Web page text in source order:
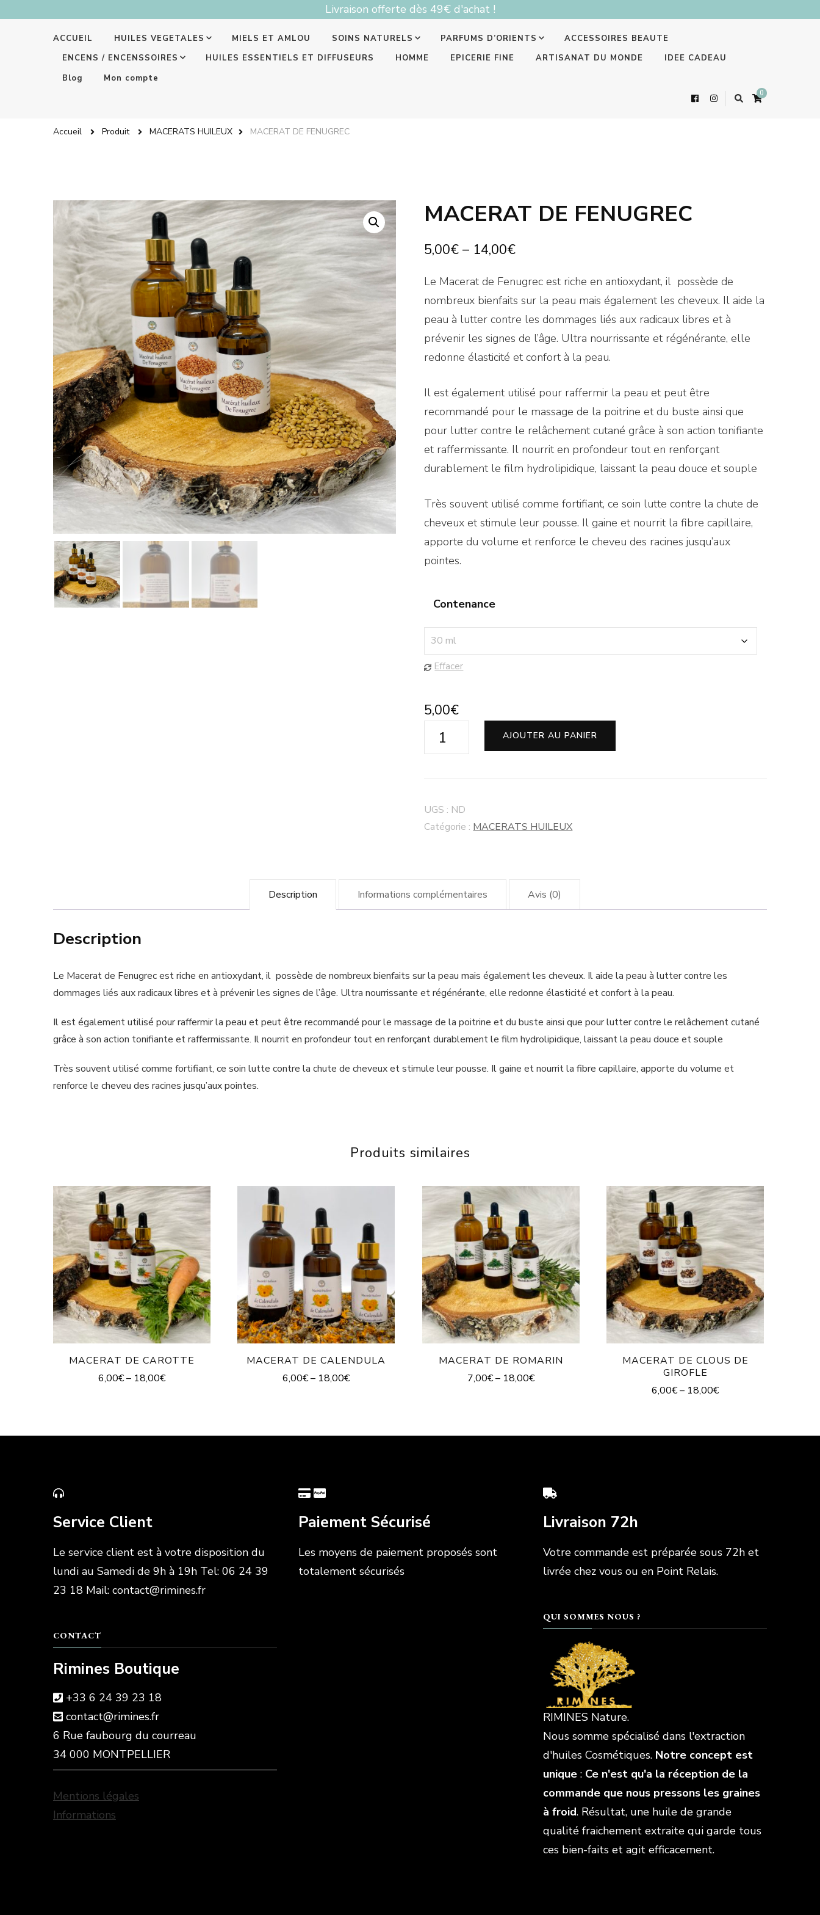
Livraison offerte dès 49€ d'achat !
ACCUEIL HUILES VEGETALES MIELS ET AMLOU SOINS NATURELS PARFUMS D’ORIENTS
ACCESSOIRES BEAUTE
ENCENS / ENCENSSOIRES
HUILES ESSENTIELS ET DIFFUSEURS HOMME EPICERIE FINE ARTISANAT DU MONDE
IDEE CADEAU
Blog
Mon compte
0
Accueil Produit MACERATS HUILEUX MACERAT DE FENUGREC
MACERAT DE FENUGREC
5,00€ – 14,00€
Le Macerat de Fenugrec est riche en antioxydant, il possède de
nombreux bienfaits sur la peau mais également les cheveux. Il aide la
peau à lutter contre les dommages liés aux radicaux libres et à
prévenir les signes de l’âge. Ultra nourrissante et régénérante, elle
redonne élasticité et confort à la peau.
Il est également utilisé pour raffermir la peau et peut être
recommandé pour le massage de la poitrine et du buste ainsi que
pour lutter contre le relâchement cutané grâce à son action tonifiante
et raffermissante. Il nourrit en profondeur tout en renforçant
durablement le film hydrolipidique, laissant la peau douce et souple
Très souvent utilisé comme fortifiant, ce soin lutte contre la chute de
cheveux et stimule leur pousse. Il gaine et nourrit la fibre capillaire,
apporte du volume et renforce le cheveu des racines jusqu’aux
pointes.
Contenance
Effacer
5,00€
AJOUTER AU PANIER
UGS : ND
Catégorie : MACERATS HUILEUX
Description Informations complémentaires Avis (0)
Description
Le Macerat de Fenugrec est riche en antioxydant, il possède de nombreux bienfaits sur la peau mais également les cheveux. Il aide la peau à lutter contre les
dommages liés aux radicaux libres et à prévenir les signes de l’âge. Ultra nourrissante et régénérante, elle redonne élasticité et confort à la peau.
Il est également utilisé pour raffermir la peau et peut être recommandé pour le massage de la poitrine et du buste ainsi que pour lutter contre le relâchement cutané
grâce à son action tonifiante et raffermissante. Il nourrit en profondeur tout en renforçant durablement le film hydrolipidique, laissant la peau douce et souple
Très souvent utilisé comme fortifiant, ce soin lutte contre la chute de cheveux et stimule leur pousse. Il gaine et nourrit la fibre capillaire, apporte du volume et
renforce le cheveu des racines jusqu’aux pointes.
Produits similaires
MACERAT DE CAROTTE
6,00€– 18,00€
MACERAT DE CALENDULA
6,00€– 18,00€
MACERAT DE ROMARIN
7,00€– 18,00€
MACERAT DE CLOUS DE
GIROFLE
6,00€– 18,00€
Service Client
Le service client est à votre disposition du
lundi au Samedi de 9h à 19h Tel: 06 24 39
23 18 Mail: contact@rimines.fr
CONTACT
Rimines Boutique
+33 6 24 39 23 18
contact@rimines.fr
6 Rue faubourg du courreau
34 000 MONTPELLIER
Mentions légales
Informations
Paiement Sécurisé
Les moyens de paiement proposés sont
totalement sécurisés
Livraison 72h
Votre commande est préparée sous 72h et
livrée chez vous ou en Point Relais.
QUI SOMMES NOUS ?
RIMINES Nature.
Nous somme spécialisé dans l'extraction
d'huiles Cosmétiques. Notre concept est
unique : Ce n'est qu'a la réception de la
commande que nous pressons les graines
à froid. Résultat, une huile de grande
qualité fraichement extraite qui garde tous
ces bien-faits et agit efficacement.